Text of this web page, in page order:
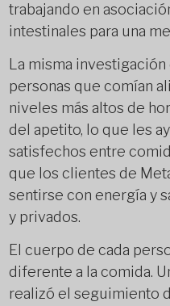
trabajando en
intestinales para una
La misma
personas que comían
niveles más altos de
del apetito, lo que les
satisfechos entre
que los clientes de
sentirse con energía y
y privados.
El cuerpo de cada
diferente a la comida.
realizó el seguimiento